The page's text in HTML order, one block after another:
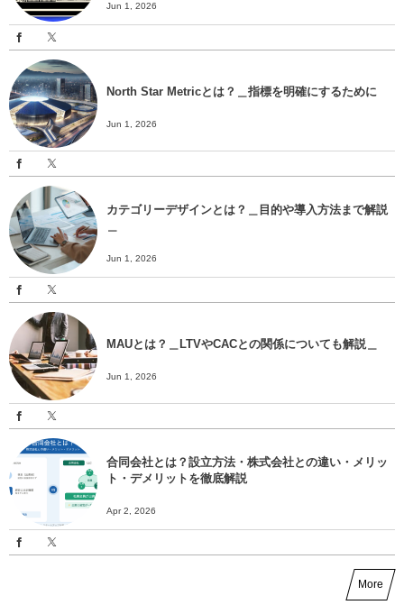
Jun 1, 2026
North Star Metricとは？＿指標を明確にするために
Jun 1, 2026
カテゴリーデザインとは？＿目的や導入方法まで解説
Jun 1, 2026
MAUとは？＿LTVやCACとの関係についても解説＿
Jun 1, 2026
合同会社とは？設立方法・株式会社との違い・メリッ
ト・デメリットを徹底解説
Apr 2, 2026
More